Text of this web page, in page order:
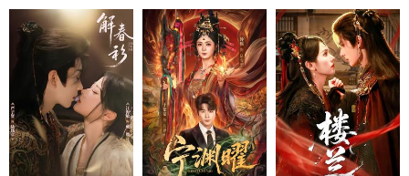
81 82 83 84
85 86 87